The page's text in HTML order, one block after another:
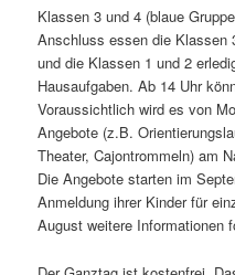
Klassen 3 und 4 (blaue
Anschluss essen die Klassen
und die Klassen 1 und 2
Hausaufgaben. Ab 14 Uhr
Voraussichtlich wird es von
Angebote (z.B.
Theater, Cajontrommeln) am
Die Angebote starten im
Anmeldung ihrer Kinder für
August weitere Informationen